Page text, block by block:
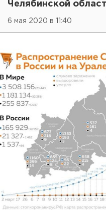
Челябинской
6 мая 2020 в 11:40